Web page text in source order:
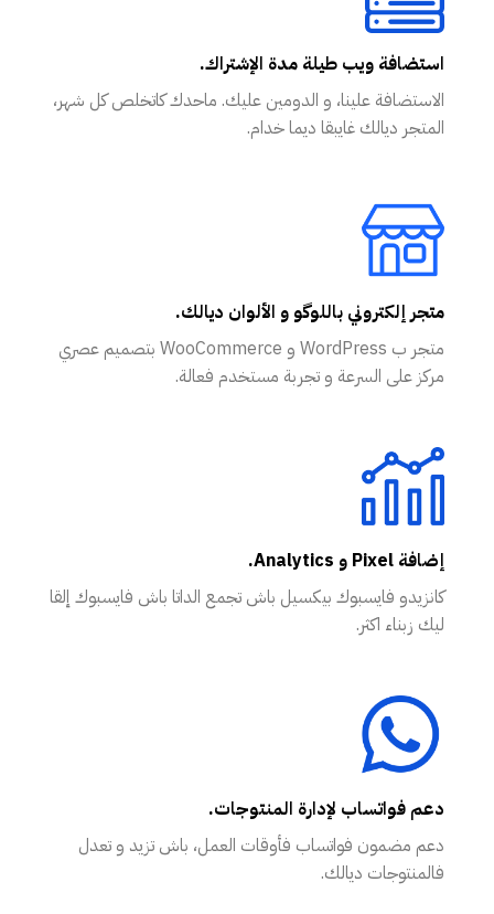
استضافة ويب طيلة مدة الإشتراك.
الاستضافة علينا، و الدومين عليك. ماحدك كاتخلص كل شهر،
المتجر ديالك غايبقا ديما خدام.
متجر إلكتروني باللوگو و الألوان ديالك.
متجر ب WordPress و WooCommerce بتصميم عصري
مركز على السرعة و تجربة مستخدم فعالة.
إضافة Pixel و Analytics.
كانزيدو فايسبوك بيكسيل باش تجمع الداتا باش فايسبوك إلقا
ليك زبناء اكثر.
دعم فواتساب لإدارة المنتوجات.
دعم مضمون فواتساب فأوقات العمل، باش تزيد و تعدل
فالمنتوجات ديالك.